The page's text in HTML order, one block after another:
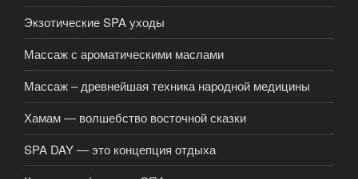
Экзотические SPA уходы
Массаж с ароматическими маслами
Массаж – древнейшая техника народной медицины
Хамам — волшебство восточной сказки
SPA DAY — это концепция отдыха